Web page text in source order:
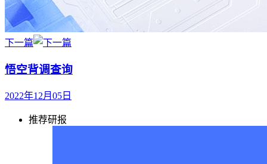
下一篇
悟空背调查询
2022年12月05日
推荐研报